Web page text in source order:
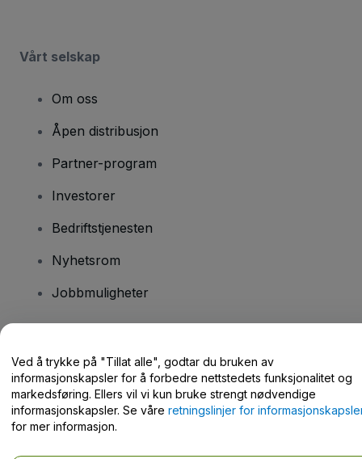
Vårt selskap
Om oss
Åpen distribusjon
Partner-program
Investorer
Bedriftstjenesten
Nyhetsrom
Jobbmuligheter
Hjelpesenter / kontakt oss
Ved å trykke på "Tillat alle", godtar du bruken av
informasjonskapsler for å forbedre nettstedets funksjonalitet og
markedsføring. Ellers vil vi kun bruke strengt nødvendige
informasjonskapsler. Se våre retningslinjer for
for mer informasjon.